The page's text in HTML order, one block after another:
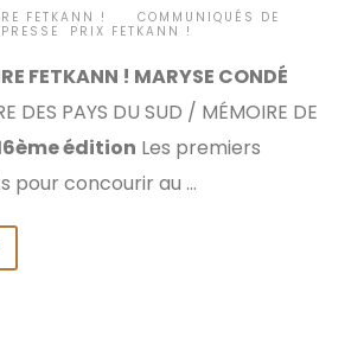
FETKANN !
COMMUNIQUÉS DE
PRIX FETKANN !
FETKANN ! MARYSE CONDÉ
DES PAYS DU SUD / MÉMOIRE DE
édition Les premiers
pour concourir au …